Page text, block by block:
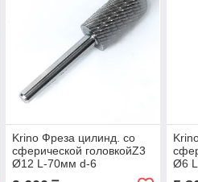
Krino Фреза цилинд. со
сферической головкойZ3
Ø12 L-70мм d-6
Ø6